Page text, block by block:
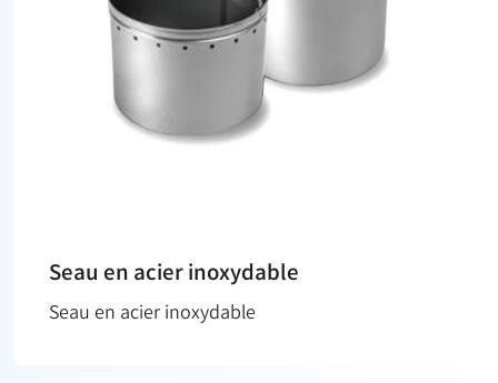
Seau en acier inoxydable
Seau en acier inoxydable